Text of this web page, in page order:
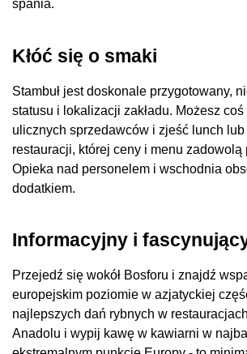
spania.
Kłóć się o smaki
Stambuł jest doskonale przygotowany,
statusu i lokalizacji zakładu. Możesz
ulicznych sprzedawców i zjeść lunch
restauracji, której ceny i menu zadowolą
Opieka nad personelem i wschodnia
dodatkiem.
Informacyjny i
Przejedź się wokół Bosforu i znajdź
europejskim poziomie w azjatyckiej
najlepszych dań rybnych w
Anadolu i wypij kawę w kawiarni w